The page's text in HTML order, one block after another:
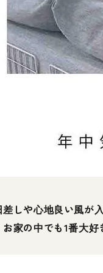
差しや心地良い風が
家の中でも1番大好